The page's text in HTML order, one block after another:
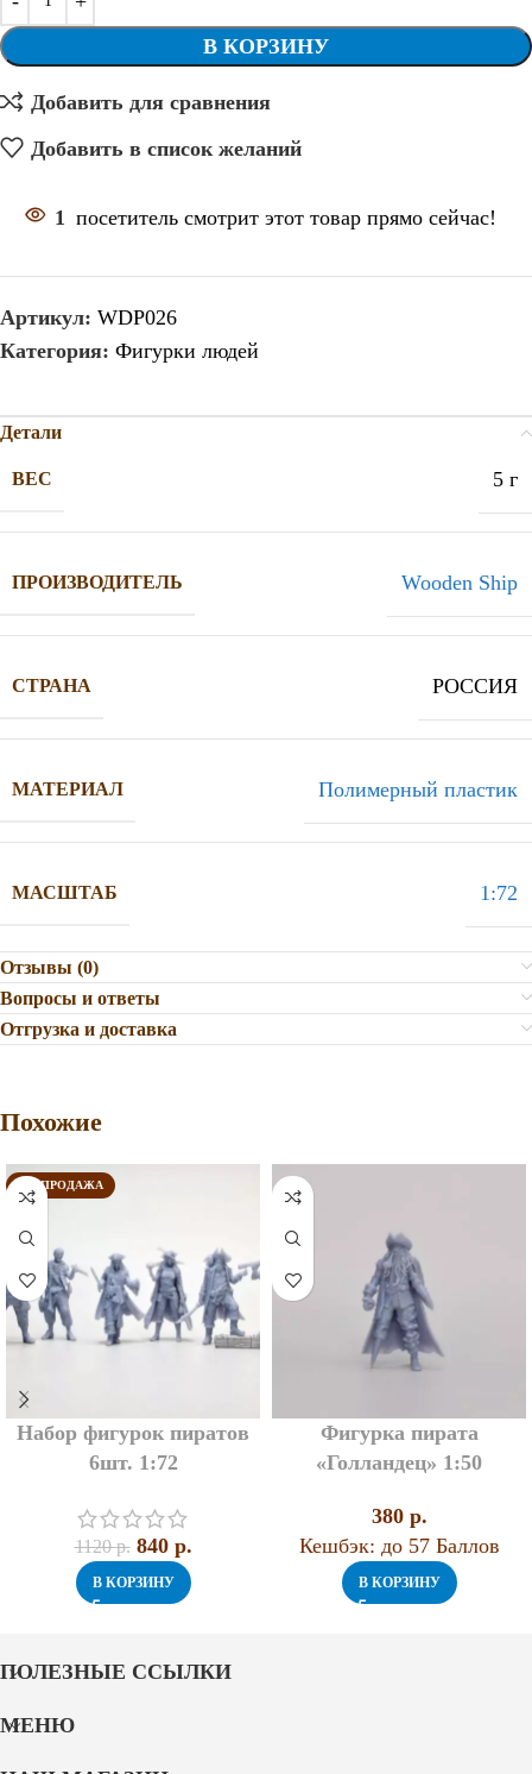
В КОРЗИНУ
Добавить для сравнения
Добавить в список желаний
1 посетитель смотрит этот товар прямо сейчас!
Артикул: WDP026
Категория: Фигурки людей
Детали
ВЕС 5 г
ПРОИЗВОДИТЕЛЬ Wooden Ship
СТРАНА РОССИЯ
МАТЕРИАЛ Полимерный пластик
МАСШТАБ 1:72
Отзывы (0)
Вопросы и ответы
Отгрузка и доставка
Похожие
РАСПРОДАЖА
Набор фигурок пиратов
6шт. 1:72
1120p. 840 p.
В КОРЗИНУ
Фигурка пирата
«Голландец» 1:50
380 p.
Кешбэк: до 57 Баллов
В КОРЗИНУ
ПОЛЕЗНЫЕ ССЫЛКИ
МЕНЮ